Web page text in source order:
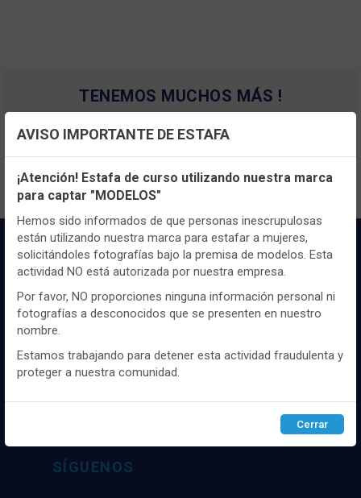
TENEMOS MUCHOS MÁS !
Registrateaquípara poder ver todo el
contenido y los precios.
marcaas de ropa y complementos del
mercado, marcas tanto nacionales como
experiencia como proveedor de los mejores
SÍGUENOS
Configuración de cookies
Utilizamos cookies propias y de terceros, de sesión o
persistentes, para hacer funcionar de manera segura nuestra
página web y personalizar su contenido.
Igualmente, utilizamos cookies para medir y obtener datos de
la navegación que realizas y para ajustar el contenido a tus
gustos y preferencias.
Puedesconfigurary aceptar el uso de cookies a tu gusto.
Para obtener más información visita nuestra
cookies.
Configurar Rechazar ACEPTAR
AVISO IMPORTANTE DE ESTAFA
¡Atención! Estafa de curso utilizando nuestra marca
para captar "MODELOS"
Hemos sido informados de que personas inescrupulosas
están utilizando nuestra marca para estafar a mujeres,
solicitándoles fotografías bajo la premisa de modelos. Esta
actividad NO está autorizada por nuestra empresa.
Por favor, NO proporciones ninguna información personal ni
fotografías a desconocidos que se presenten en nuestro
nombre.
Estamos trabajando para detener esta actividad fraudulenta y
proteger a nuestra comunidad.
Cerrar